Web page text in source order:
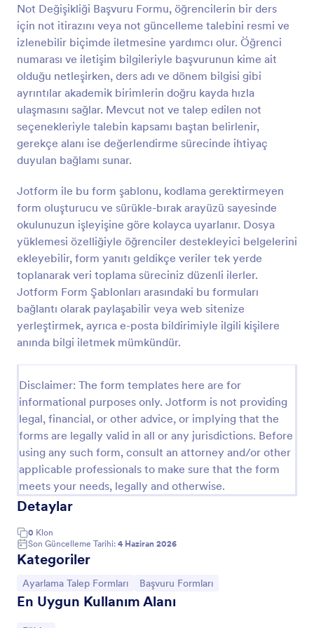
Not Değişikliği Başvuru Formu, öğrencilerin bir ders
için not itirazını veya not güncelleme talebini resmi ve
izlenebilir biçimde iletmesine yardımcı olur. Öğrenci
numarası ve iletişim bilgileriyle başvurunun kime ait
olduğu netleşirken, ders adı ve dönem bilgisi gibi
ayrıntılar akademik birimlerin doğru kayda hızla
ulaşmasını sağlar. Mevcut not ve talep edilen not
seçenekleriyle talebin kapsamı baştan belirlenir,
gerekçe alanı ise değerlendirme sürecinde ihtiyaç
duyulan bağlamı sunar.
Jotform ile bu form şablonu, kodlama gerektirmeyen
form oluşturucu ve sürükle-bırak arayüzü sayesinde
okulunuzun işleyişine göre kolayca uyarlanır. Dosya
yüklemesi özelliğiyle öğrenciler destekleyici belgelerini
ekleyebilir, form yanıtı geldikçe veriler tek yerde
toplanarak veri toplama süreciniz düzenli ilerler.
Jotform Form Şablonları arasındaki bu formuları
bağlantı olarak paylaşabilir veya web sitenize
yerleştirmek, ayrıca e-posta bildirimiyle ilgili kişilere
anında bilgi iletmek mümkündür.
Disclaimer: The form templates here are for
informational purposes only. Jotform is not providing
legal, financial, or other advice, or implying that the
forms are legally valid in all or any jurisdictions. Before
using any such form, consult an attorney and/or other
applicable professionals to make sure that the form
meets your needs, legally and otherwise.
Detaylar
0 Klon
Son Güncelleme Tarihi: 4 Haziran 2026
Kategoriler
Kategoriye git:
Ayarlama Talep Formları Kategoriye git:
Başvuru Formları
En Uygun Kullanım Alanı
Önizleme
Değerlendirme İtiraz Formu
toplama ile yönetmek isteyen kurumlar için başvuru
almayı ve inceleme sürecini takip etmeyi
kolaylaştırır.
Go to Category:
Şikayet Formları
Şablon Kullan
Önizleme